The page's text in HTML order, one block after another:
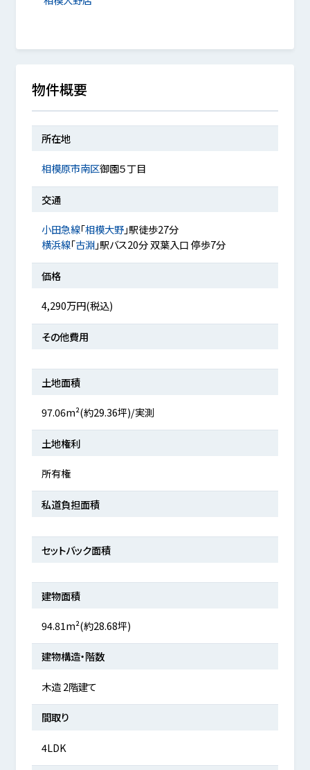
物件概要
所在地
相模原市南区御園５丁目
交通
小田急線「相模大野」駅徒歩27分
横浜線「古淵」駅バス20分 双葉入口 停歩7分
価格
4,290万円(税込)
その他費用
土地面積
97.06m²(約29.36坪)/実測
土地権利
所有権
私道負担面積
セットバック面積
建物面積
94.81m²(約28.68坪)
建物構造・階数
木造 2階建て
間取り
4LDK